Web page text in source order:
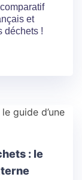
et
déchets !
: le